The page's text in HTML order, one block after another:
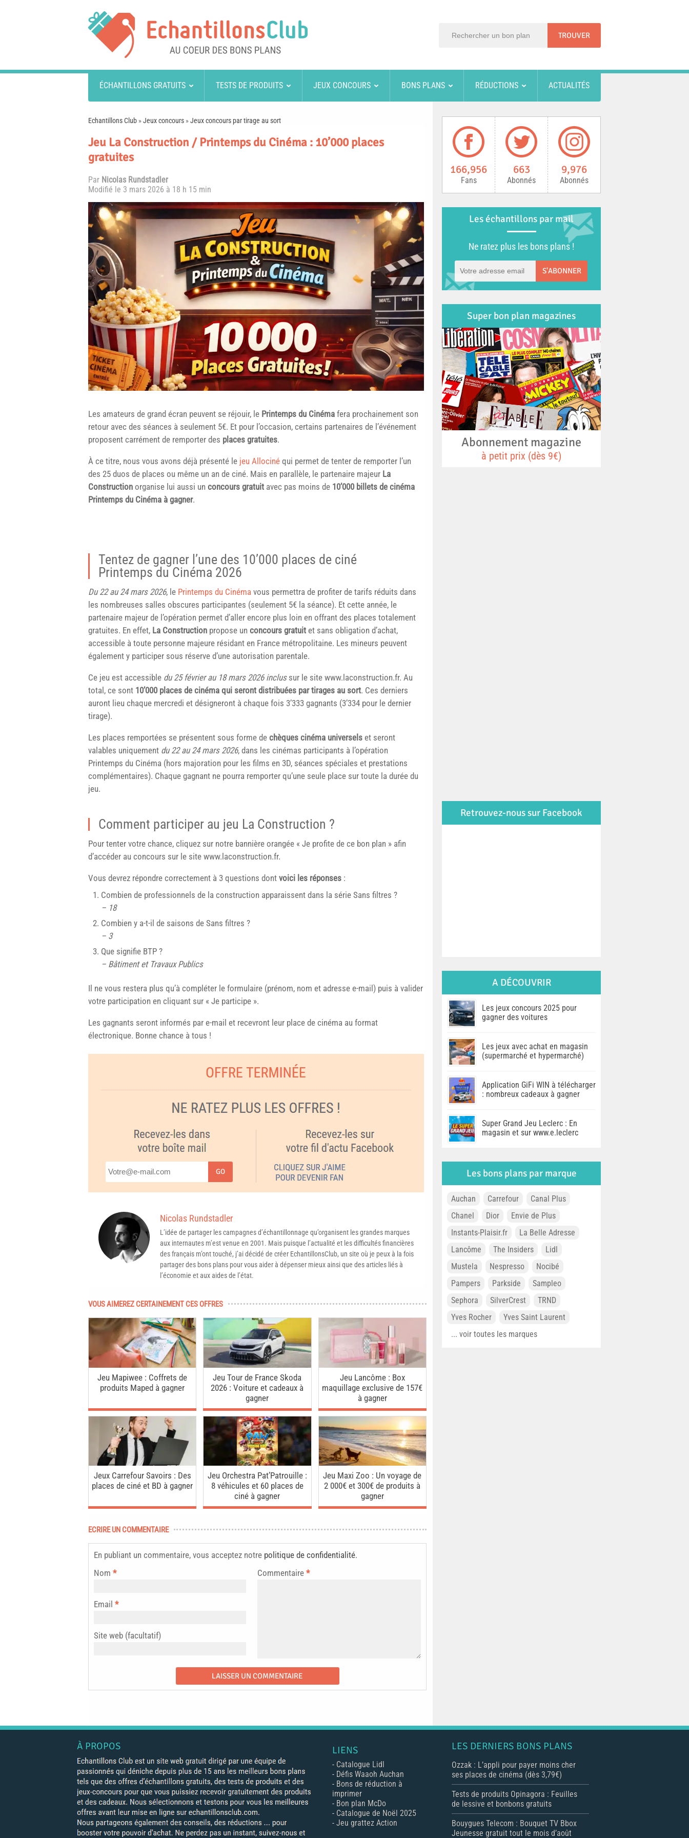
ÉCHANTILLONS GRATUITS TESTS DE PRODUITS JEUX CONCOURS BONS PLANS RÉDUCTIONS ACTUALITÉS
Echantillons Club »Jeux concours »Jeux concours par tirage au sort
Jeu La Construction / Printemps du Cinéma : 10’000 places
gratuites
Par Nicolas Rundstadler
Modifié le 3 mars 2026 à 18 h 15 min
Les amateurs de grand écran peuvent se réjouir, le Printemps du Cinéma fera prochainement son
retour avec des séances à seulement 5€. Et pour l’occasion, certains partenaires de l’événement
proposent carrément de remporter des places gratuites.
À ce titre, nous vous avons déjà présenté le jeu Allociné qui permet de tenter de remporter l’un
des 25 duos de places ou même un an de ciné. Mais en parallèle, le partenaire majeur La
Construction organise lui aussi un concours gratuit avec pas moins de 10’000 billets de cinéma
Printemps du Cinéma à gagner.
Tentez de gagner l’une des 10’000 places de ciné
Printemps du Cinéma 2026
Du 22 au 24 mars 2026, le Printemps du Cinéma vous permettra de profiter de tarifs réduits dans
les nombreuses salles obscures participantes (seulement 5€ la séance). Et cette année, le
partenaire majeur de l’opération permet d’aller encore plus loin en offrant des places totalement
gratuites. En effet, La Construction propose un concours gratuit et sans obligation d’achat,
accessible à toute personne majeure résidant en France métropolitaine. Les mineurs peuvent
également y participer sous réserve d’une autorisation parentale.
Ce jeu est accessible du 25 février au 18 mars 2026 inclussur le site www.laconstruction.fr. Au
total, ce sont 10’000 places de cinéma qui seront distribuées par tirages au sort. Ces derniers
auront lieu chaque mercredi et désigneront à chaque fois 3’333 gagnants (3’334 pour le dernier
tirage).
Les places remportées se présentent sous forme de chèques cinéma universels et seront
valables uniquement du 22 au 24 mars 2026, dans les cinémas participants à l’opération
Printemps du Cinéma (hors majoration pour les films en 3D, séances spéciales et prestations
complémentaires). Chaque gagnant ne pourra remporter qu’une seule place sur toute la durée du
jeu.
Comment participer au jeu La Construction ?
Pour tenter votre chance, cliquez sur notre bannière orangée « Je profite de ce bon plan » afin
d’accéder au concours sur le site www.laconstruction.fr.
Vous devrez répondre correctement à 3 questions dont voici les réponses :
Combien de professionnels de la construction apparaissent dans la série Sans filtres ?
– 18
Combien y a-t-il de saisons de Sans filtres ?
– 3
Que signifie BTP ?
– Bâtiment et Travaux Publics
Il ne vous restera plus qu’à compléter le formulaire (prénom, nom et adresse e-mail) puis à valider
votre participation en cliquant sur « Je participe ».
Les gagnants seront informés par e-mail et recevront leur place de cinéma au format
électronique. Bonne chance à tous !
GO
Nicolas Rundstadler
L’idée de partager les campagnes d’échantillonnage qu’organisent les grandes marques
aux internautes m’est venue en 2001. Mais puisque l’actualité et les difficultés financières
des français m’ont touché, j’ai décidé de créer EchantillonsClub, un site où je peux à la fois
partager des bons plans pour vous aider à dépenser mieux ainsi que des articles liés à
l’économie et aux aides de l’état.
VOUS AIMEREZ CERTAINEMENT CES OFFRES
Jeu Mapiwee : Coffrets de
produits Maped à gagner
Jeu Tour de France Skoda
2026 : Voiture et cadeaux à
gagner
Jeu Lancôme : Box
maquillage exclusive de 157€
à gagner
Jeux Carrefour Savoirs : Des
places de ciné et BD à gagner
Jeu Orchestra Pat’Patrouille :
8 véhicules et 60 places de
ciné à gagner
Jeu Maxi Zoo : Un voyage de
2 000€ et 300€ de produits à
gagner
ECRIRE UN COMMENTAIRE
En publiant un commentaire, vous acceptez notre politique de confidentialité.
Commentaire *
Nom *
Email *
Site web (facultatif)
166,956
Fans
663
Abonnés
9,976
Abonnés
Les échantillons par mail
Ne ratez plus les bons plans !
S'ABONNER
Super bon plan magazines
Abonnement magazine
à petit prix (dès 9€)
Retrouvez-nous sur Facebook
A DÉCOUVRIR
Les jeux concours 2025 pour
gagner des voitures
Les jeux avec achat en magasin
(supermarché et hypermarché)
Application GiFi WIN à télécharger
: nombreux cadeaux à gagner
Super Grand Jeu Leclerc : En
magasin et sur www.e.leclerc
Les bons plans par marque
Auchan Carrefour
Canal Plus
Chanel
Dior
Envie de Plus
Instants-Plaisir.fr
La Belle Adresse
Lancôme
The Insiders
Lidl
Mustela
Nespresso
Nocibé
Pampers
Parkside
Sampleo
Sephora
SilverCrest
TRND
Yves Rocher
Yves Saint Laurent
... voir toutes les marques
À PROPOS LIENS
- Catalogue Lidl
- Défis Waaoh Auchan
- Bons de réduction à
imprimer
- Bon plan McDo
- Catalogue de Noël 2025
- Jeu grattez Action
LES DERNIERS BONS PLANS
Ozzak : L’appli pour payer moins cher
ses places de cinéma (dès 3,79€)
Tests de produits Opinagora : Feuilles
de lessive et bonbons gratuits
Bouygues Telecom : Bouquet TV Bbox
Jeunesse gratuit tout le mois d’août